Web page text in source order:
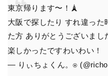
東京帰ります〜！🗼
大阪で探したり すれ違っ
た方 ありがとうございまし
楽しかったですわいわい！
— りぃちょくん。⍟